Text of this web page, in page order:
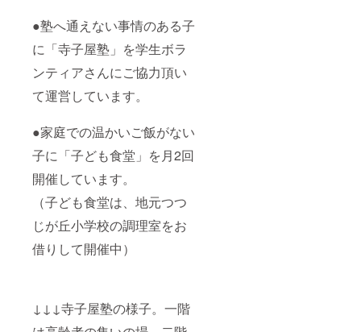
●塾へ通えない事情のある子
に「寺子屋塾」を学生ボラ
ンティアさんにご協力頂い
て運営しています。
●家庭での温かいご飯がない
子に「子ども食堂」を月2回
開催しています。
（子ども食堂は、地元つつ
じが丘小学校の調理室をお
借りして開催中）
↓↓↓寺子屋塾の様子。一階